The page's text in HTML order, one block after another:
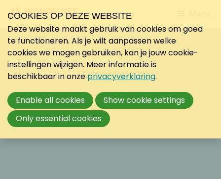
to
COOKIES OP DEZE WEBSITE
Deze website maakt gebruik van cookies om goed
te functioneren. Als je wilt aanpassen welke
cookies we mogen gebruiken, kan je jouw cookie-
instellingen wijzigen. Meer informatie is
beschikbaar in onze privacyverklaring.
Enable all cookies
Show cookie settings
Only essential cookies